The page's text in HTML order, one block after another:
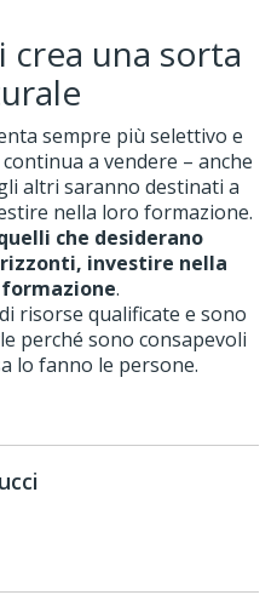
crea una sorta
sempre più selettivo e
a vendere – anche
altri saranno destinati a
nella loro formazione.
che desiderano
investire nella
.
risorse qualificate e sono
perché sono consapevoli
lo fanno le persone.